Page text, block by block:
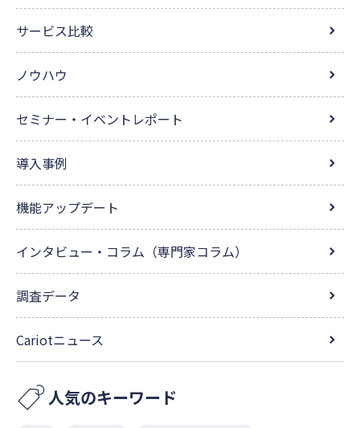
サービス比較
ノウハウ
セミナー・イベントレポート
導入事例
機能アップデート
インタビュー・コラム（専門家コラム）
調査データ
Cariotニュース
人気のキーワード